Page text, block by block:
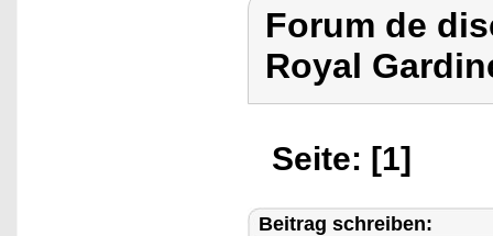
Forum de
Royal
Seite: [1]
Beitrag schreiben: